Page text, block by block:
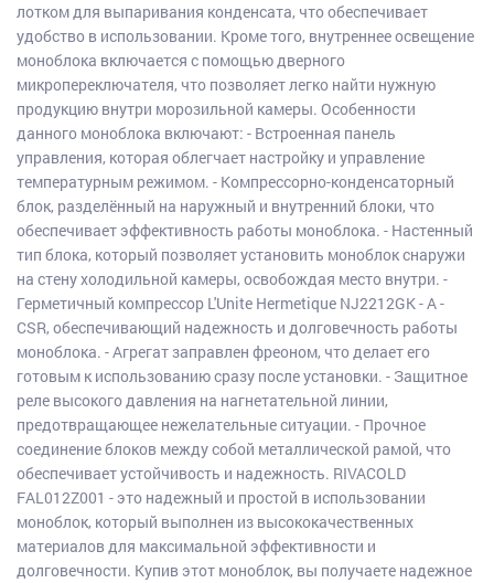
лотком для выпаривания конденсата, что обеспечивает
удобство в использовании. Кроме того, внутреннее освещение
моноблока включается с помощью дверного
микропереключателя, что позволяет легко найти нужную
продукцию внутри морозильной камеры. Особенности
данного моноблока включают: - Встроенная панель
управления, которая облегчает настройку и управление
температурным режимом. - Компрессорно-конденсаторный
блок, разделённый на наружный и внутренний блоки, что
обеспечивает эффективность работы моноблока. - Настенный
тип блока, который позволяет установить моноблок снаружи
на стену холодильной камеры, освобождая место внутри. -
Герметичный компрессор L'Unite Hermetique NJ2212GK - A -
CSR, обеспечивающий надежность и долговечность работы
моноблока. - Агрегат заправлен фреоном, что делает его
готовым к использованию сразу после установки. - Защитное
реле высокого давления на нагнетательной линии,
предотвращающее нежелательные ситуации. - Прочное
соединение блоков между собой металлической рамой, что
обеспечивает устойчивость и надежность. RIVACOLD
FAL012Z001 - это надежный и простой в использовании
моноблок, который выполнен из высококачественных
материалов для максимальной эффективности и
долговечности. Купив этот моноблок, вы получаете надежное